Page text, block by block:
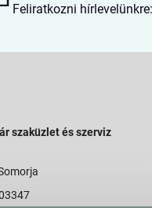
Feliratkozni hírlevelünkre:
szaküzlet és szerviz